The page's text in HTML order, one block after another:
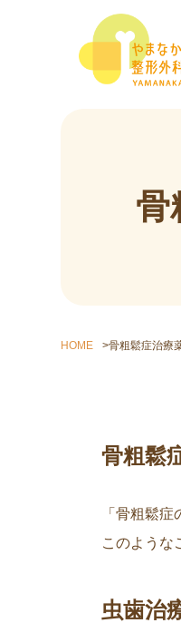
骨
HOME >骨粗鬆症治療
骨粗鬆
「骨粗鬆
このような
虫歯治